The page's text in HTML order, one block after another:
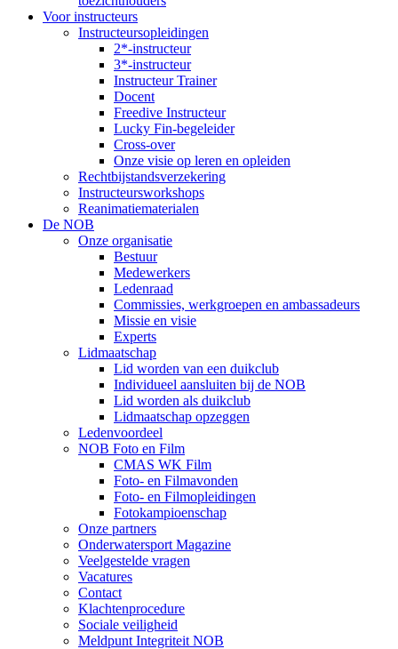
Voor instructeurs
Instructeursopleidingen
2*-instructeur
3*-instructeur
Instructeur Trainer
Docent
Freedive Instructeur
Lucky Fin-begeleider
Cross-over
Onze visie op leren en opleiden
Rechtbijstandsverzekering
Instructeursworkshops
Reanimatiematerialen
De NOB
Onze organisatie
Bestuur
Medewerkers
Ledenraad
Commissies, werkgroepen en ambassadeurs
Missie en visie
Experts
Lidmaatschap
Lid worden van een duikclub
Individueel aansluiten bij de NOB
Lid worden als duikclub
Lidmaatschap opzeggen
Ledenvoordeel
NOB Foto en Film
CMAS WK Film
Foto- en Filmavonden
Foto- en Filmopleidingen
Fotokampioenschap
Onze partners
Onderwatersport Magazine
Veelgestelde vragen
Vacatures
Contact
Klachtenprocedure
Sociale veiligheid
Meldpunt Integriteit NOB